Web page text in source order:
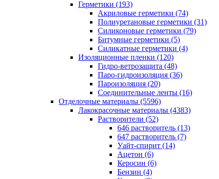
Герметики (193)
Акриловые герметики (74)
Полиуретановые герметики (31)
Силиконовые герметики (79)
Битумные герметики (5)
Силикатные герметики (4)
Изоляционные пленки (120)
Гидро-ветрозащита (48)
Паро-гидроизоляция (36)
Пароизоляция (20)
Соединительные ленты (16)
Отделочные материалы (5596)
Лакокрасочные материалы (4383)
Растворители (52)
646 растворитель (13)
647 растворитель (7)
Уайт-спирит (14)
Ацетон (6)
Керосин (6)
Бензин (4)